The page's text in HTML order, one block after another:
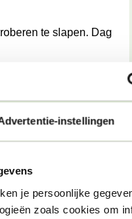
instellingen
je persoonlijke
zoals cookies om
te slapen. Dag
even geleden...